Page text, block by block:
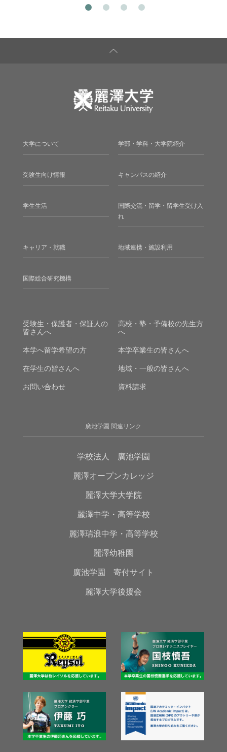
大学について 学部・学科・大学院紹介
受験生向け情報 キャンパスの紹介
学生生活
国際交流・留学・留学生受け入
れ
キャリア・就職 地域連携・施設利用
国際総合研究機構
受験生・保護者・保証人の
皆さんへ
高校・塾・予備校の先生方
へ
本学へ留学希望の方 本学卒業生の皆さんへ
在学生の皆さんへ 地域・一般の皆さんへ
お問い合わせ 資料請求
廣池学園 関連リンク
学校法人 廣池学園
麗澤オープンカレッジ
麗澤大学大学院
麗澤中学・高等学校
麗澤瑞浪中学・高等学校
麗澤幼稚園
廣池学園 寄付サイト
麗澤大学後援会